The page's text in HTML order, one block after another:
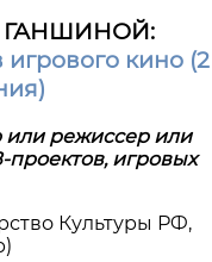
кино (2
или режиссер или
проектов, игровых
Культуры РФ,